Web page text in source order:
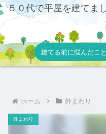
５０代で平屋を建てま
建てる前に悩んだこ
ホーム 外まわり
外まわり